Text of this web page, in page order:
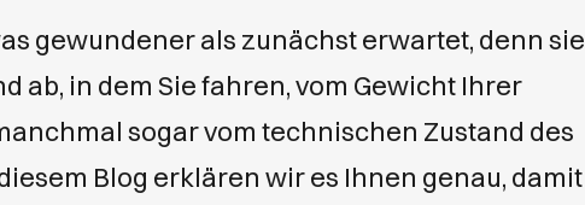
gewundener als zunächst erwartet, denn sie
ab, in dem Sie fahren, vom Gewicht Ihrer
sogar vom technischen Zustand des
Blog erklären wir es Ihnen genau, damit